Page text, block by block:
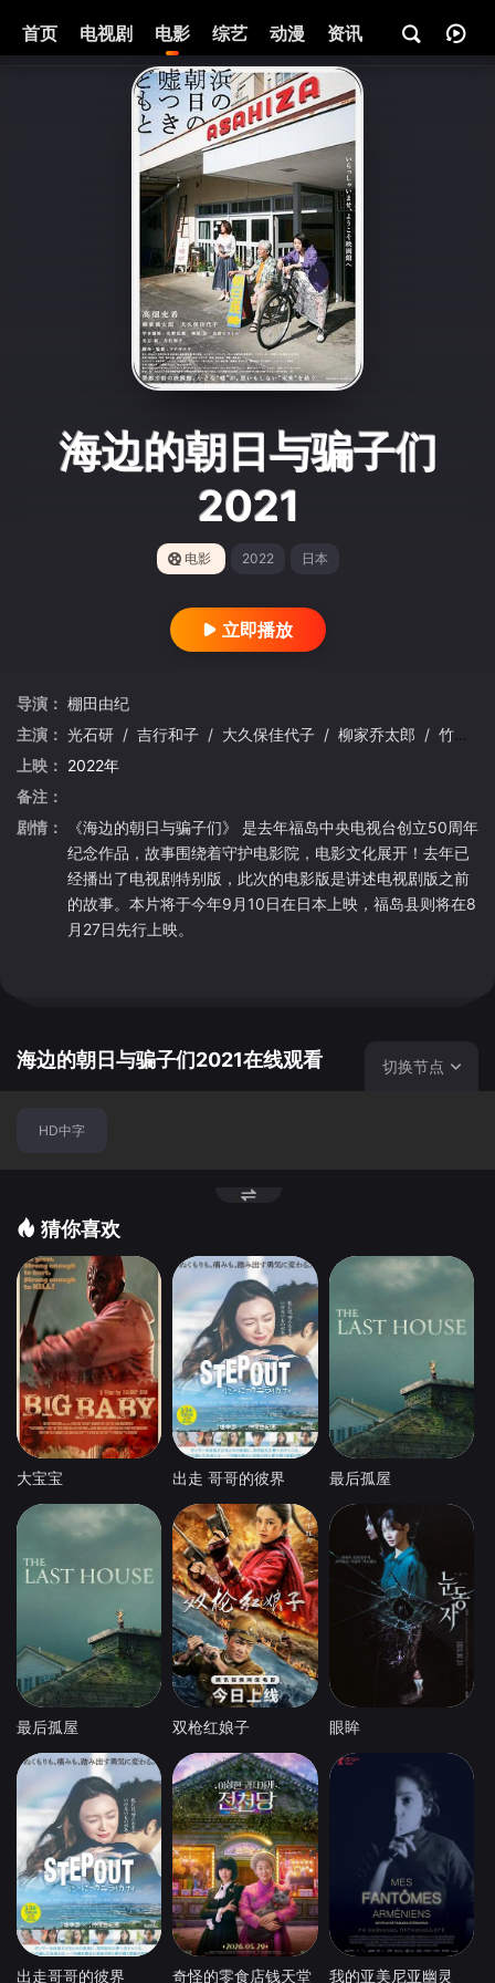
首页 电视剧 电影 综艺 动漫 资讯
海边的朝日与骗子们
2021
电影 2022 日本
立即播放
导演： 棚田由纪
主演： 光石研 / 吉行和子 / 大久保佳代子 / 柳家乔太郎 / 竹原皮斯托
上映： 2022年
备注：
剧情：
《海边的朝日与骗子们》 是去年福岛中央电视台创立50周年
纪念作品，故事围绕着守护电影院，电影文化展开！去年已
经播出了电视剧特别版，此次的电影版是讲述电视剧版之前
的故事。本片将于今年9月10日在日本上映，福岛县则将在8
月27日先行上映。
海边的朝日与骗子们2021在线观看 切换节点
HD中字
猜你喜欢
大宝宝 出走 哥哥的彼界 最后孤屋
最后孤屋 双枪红娘子 眼眸
出走哥哥的彼界 奇怪的零食店钱天堂 我的亚美尼亚幽灵